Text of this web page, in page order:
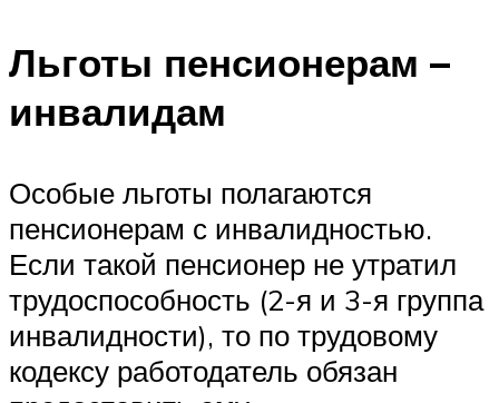
Льготы пенсионерам –
инвалидам
Особые льготы полагаются
пенсионерам с инвалидностью.
Если такой пенсионер не утратил
трудоспособность (2-я и 3-я группа
инвалидности), то по трудовому
кодексу работодатель обязан